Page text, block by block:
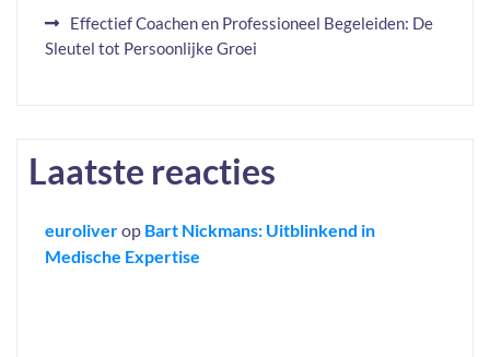
Effectief Coachen en Professioneel Begeleiden: De
Sleutel tot Persoonlijke Groei
Laatste reacties
euroliverop Bart Nickmans: Uitblinkend in
Medische Expertise